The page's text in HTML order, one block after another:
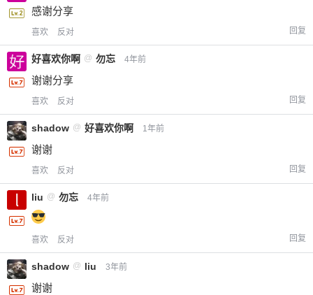
感谢分享
喜欢 反对 回复
好喜欢你啊 @ 勿忘 4年前
谢谢分享
喜欢 反对 回复
shadow @ 好喜欢你啊 1年前
谢谢
喜欢 反对 回复
liu @ 勿忘 4年前
喜欢 反对 回复
shadow @ liu 3年前
谢谢